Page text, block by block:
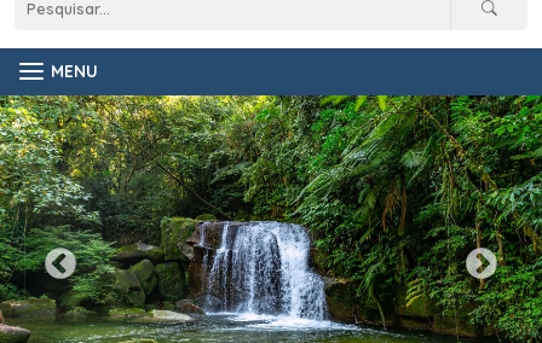
MENU